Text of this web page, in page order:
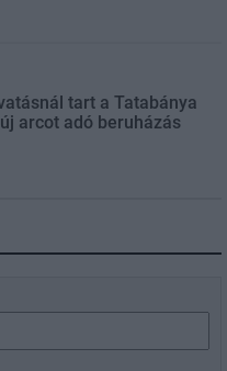
tart a Tatabánya
arcot adó beruházás